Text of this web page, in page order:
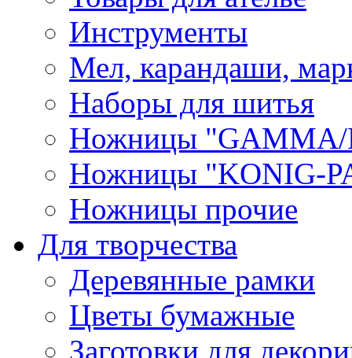
Инструменты
Мел, карандаши,
Наборы для шитья
Ножницы "GAMMA/
Ножницы "KONIG-
Ножницы прочие
Для творчества
Деревянные рамки
Цветы бумажные
Заготовки для